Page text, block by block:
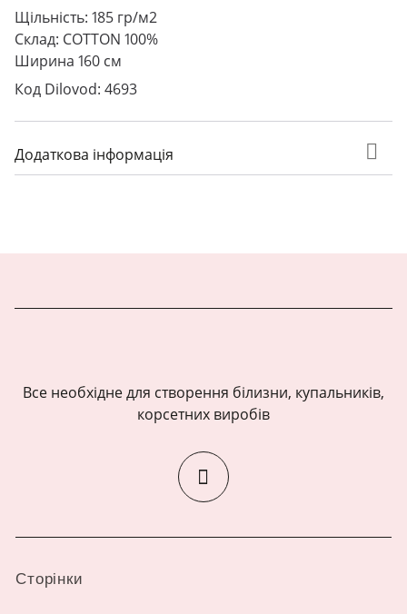
Щільність: 185 гр/м2
Склад: COTTON 100%
Ширина 160 см
Код Dilovod: 4693
Додаткова інформація
Все необхідне для створення білизни, купальників,
корсетних виробів
Сторінки